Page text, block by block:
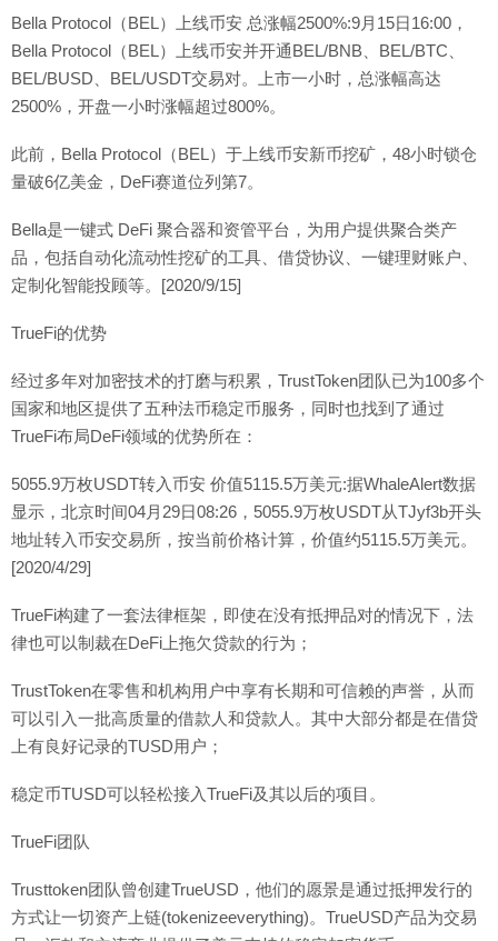
Bella Protocol（BEL）上线币安 总涨幅2500%:9月15日16:00，
Bella Protocol（BEL）上线币安并开通BEL/BNB、BEL/BTC、
BEL/BUSD、BEL/USDT交易对。上市一小时，总涨幅高达
2500%，开盘一小时涨幅超过800%。
此前，Bella Protocol（BEL）于上线币安新币挖矿，48小时锁仓
量破6亿美金，DeFi赛道位列第7。
Bella是一键式 DeFi 聚合器和资管平台，为用户提供聚合类产
品，包括自动化流动性挖矿的工具、借贷协议、一键理财账户、
定制化智能投顾等。[2020/9/15]
TrueFi的优势
经过多年对加密技术的打磨与积累，TrustToken团队已为100多个
国家和地区提供了五种法币稳定币服务，同时也找到了通过
TrueFi布局DeFi领域的优势所在：
5055.9万枚USDT转入币安 价值5115.5万美元:据WhaleAlert数据
显示，北京时间04月29日08:26，5055.9万枚USDT从TJyf3b开头
地址转入币安交易所，按当前价格计算，价值约5115.5万美元。
[2020/4/29]
TrueFi构建了一套法律框架，即使在没有抵押品对的情况下，法
律也可以制裁在DeFi上拖欠贷款的行为；
TrustToken在零售和机构用户中享有长期和可信赖的声誉，从而
可以引入一批高质量的借款人和贷款人。其中大部分都是在借贷
上有良好记录的TUSD用户；
稳定币TUSD可以轻松接入TrueFi及其以后的项目。
TrueFi团队
Trusttoken团队曾创建TrueUSD，他们的愿景是通过抵押发行的
方式让一切资产上链(tokenizeeverything)。TrueUSD产品为交易